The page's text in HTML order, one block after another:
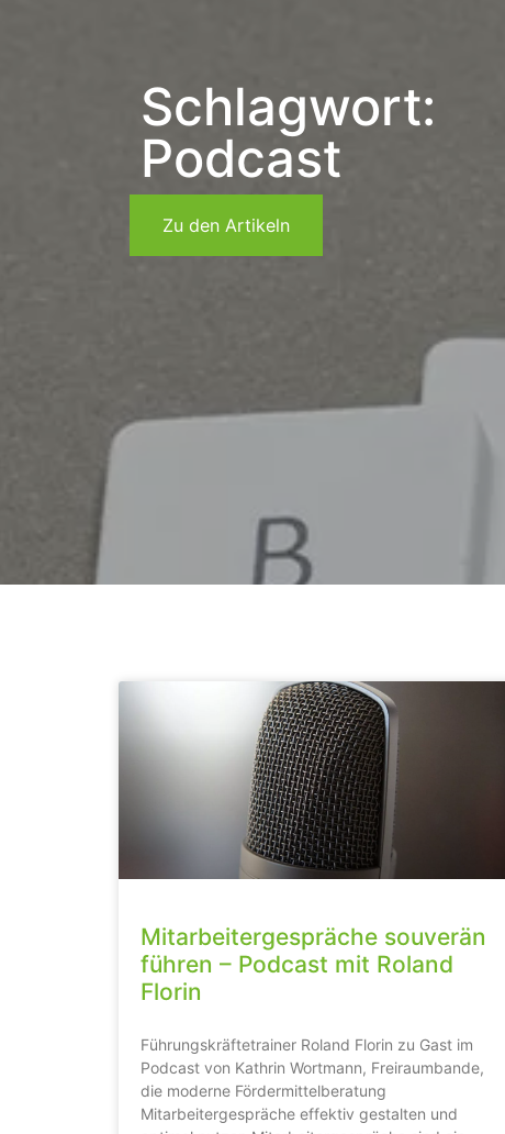
Schlagwort:
Podcast
Zu den Artikeln
Mitarbeitergespräche souverän
führen – Podcast mit Roland
Florin
Führungskräftetrainer Roland Florin zu Gast im
Podcast von Kathrin Wortmann, Freiraumbande,
die moderne Fördermittelberatung
Mitarbeitergespräche effektiv gestalten und